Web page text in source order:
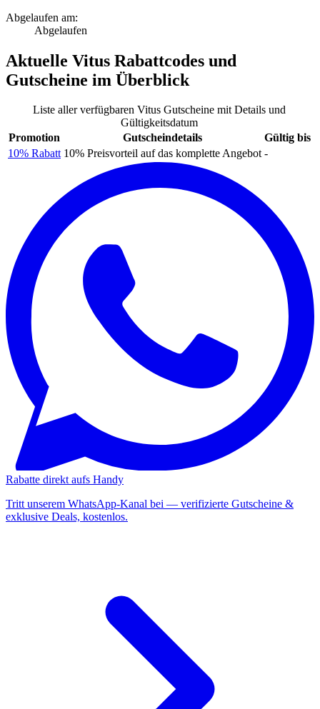
Abgelaufen am:
Abgelaufen
Aktuelle Vitus Rabattcodes und
Gutscheine im Überblick
Liste aller verfügbaren Vitus Gutscheine mit Details und
Gültigkeitsdatum
Promotion
Gutscheindetails
Gültig bis
10% Rabatt 10% Preisvorteil auf das komplette Angebot -
Rabatte direkt aufs Handy
Tritt unserem WhatsApp-Kanal bei — verifizierte Gutscheine &
exklusive Deals, kostenlos.